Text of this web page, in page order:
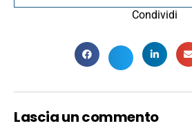
Condividi
Lascia un commento